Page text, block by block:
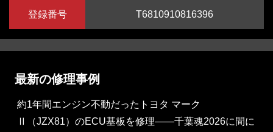
登録番号 T6810910816396
最新の修理事例
約1年間エンジン不動だったトヨタ マーク
Ⅱ（JZX81）のECU基板を修理——千葉魂2026に間に